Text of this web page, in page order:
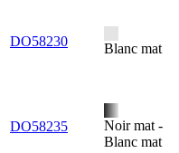
DO58230 Blanc mat
DO58235
Noir mat -
Blanc mat